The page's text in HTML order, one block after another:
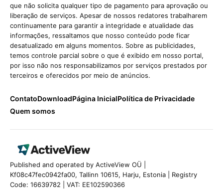
que não solicita qualquer tipo de pagamento para aprovação ou
liberação de serviços. Apesar de nossos redatores trabalharem
continuamente para garantir a integridade e atualidade das
informações, ressaltamos que nosso conteúdo pode ficar
desatualizado em alguns momentos. Sobre as publicidades,
temos controle parcial sobre o que é exibido em nosso portal,
por isso não nos responsabilizamos por serviços prestados por
terceiros e oferecidos por meio de anúncios.
ContatoDownloadPágina InicialPolítica de Privacidade
Quem somos
Published and operated by ActiveView OÜ |
Kf08c47fec0942fa00, Tallinn 10615, Harju, Estonia | Registry
Code: 16639782 | VAT: EE102590366